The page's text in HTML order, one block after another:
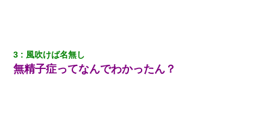
3 風吹けば名無し
無精子症ってなんでわかったん？